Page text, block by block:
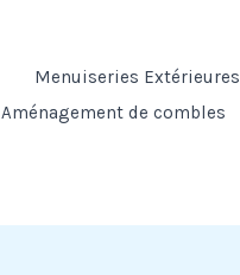
Menuiseries Extérieures
Aménagement de combles